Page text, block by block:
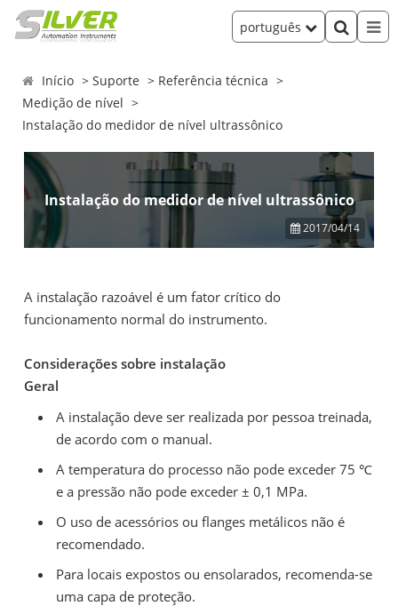
português
Início Suporte
Referência técnica
Medição de nível
Instalação do medidor de nível ultrassônico
Instalação do medidor de nível ultrassônico
2017/04/14
A instalação razoável é um fator crítico do
funcionamento normal do instrumento.
Considerações sobre instalação
Geral
A instalação deve ser realizada por pessoa treinada,
de acordo com o manual.
A temperatura do processo não pode exceder 75 ℃
e a pressão não pode exceder ± 0,1 MPa.
O uso de acessórios ou flanges metálicos não é
recomendado.
Para locais expostos ou ensolarados, recomenda-se
uma capa de proteção.